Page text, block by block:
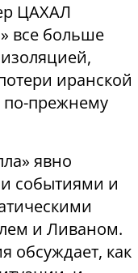
ЦАХАЛ
все больше
иранской
по-прежнему
явно
событиями и
и Ливаном.
обсуждает, как